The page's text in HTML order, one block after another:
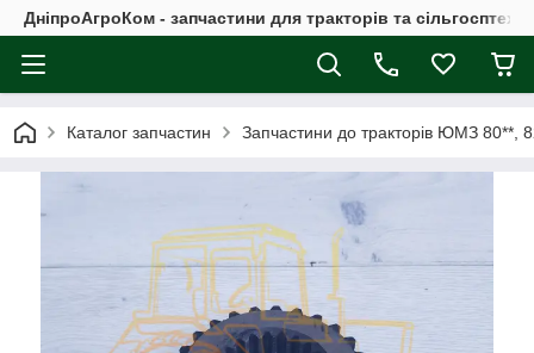
ДніпроАгроКом - запчастини для тракторів та
Каталог запчастин Запчастини до тракторів ЮМЗ 80**,